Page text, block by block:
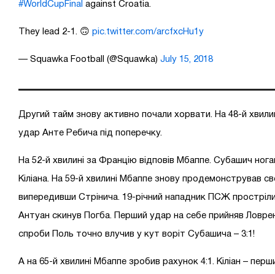
#WorldCupFinal against Croatia.
They lead 2-1. 🙃 pic.twitter.com/arcfxcHu1y
— Squawka Football (@Squawka) July 15, 2018
Другий тайм знову активно почали хорвати. На 48-й
удар Анте Ребича під поперечку.
На 52-й хвилині за Францію відповів Мбаппе. Субашич
Кіліана. На 59-й хвилині Мбаппе знову продемонстрував
випередивши Стрінича. 19-річний нападник ПСЖ
Антуан скинув Погба. Перший удар на себе прийняв
спроби Поль точно влучив у кут воріт Субашича – 3:1!
А на 65-й хвилині Мбаппе зробив рахунок 4:1. Кіліан –